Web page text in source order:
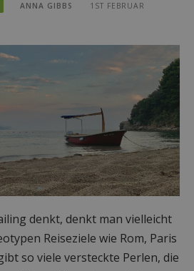
ANNA GIBBS
1ST FEBRUAR
denkt, denkt man vielleicht
Reiseziele wie Rom, Paris
so viele versteckte Perlen, die